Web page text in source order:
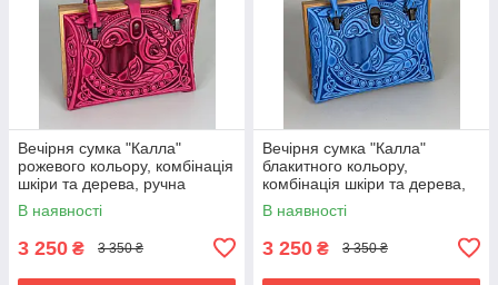
Вечірня сумка "Калла"
рожевого кольору, комбінація
шкіри та дерева, ручна
робота, 27×19×11 см
В наявності
3 250 ₴ 3 350 ₴
Вечірня сумка "Калла"
блакитного кольору,
комбінація шкіри та дерева,
ручна робота, 27×19×11 см
В наявності
3 250 ₴ 3 350 ₴